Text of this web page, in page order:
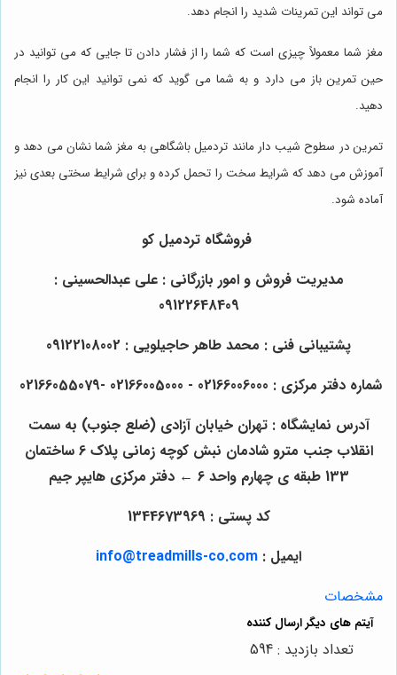
می تواند این تمرینات شدید را انجام دهد.
مغز شما معمولاً چیزی است که شما را از فشار دادن تا جایی که می توانید در
حین تمرین باز می دارد و به شما می گوید که نمی توانید این کار را انجام
دهید.
تمرین در سطوح شیب دار مانند تردمیل باشگاهی به مغز شما نشان می دهد و
آموزش می دهد که شرایط سخت را تحمل کرده و برای شرایط سختی بعدی نیز
آماده شود.
فروشگاه تردمیل کو
مدیریت فروش و امور بازرگانی : علی عبدالحسینی :
09122648409
پشتیبانی فنی : محمد طاهر حاجیلویی : 09122108002
شماره دفتر مرکزی : 02166006000 - 02166005000 -02166055079
آدرس نمایشگاه : تهران خیابان آزادی (ضلع جنوب) به سمت
انقلاب جنب مترو شادمان نبش کوچه زمانی پلاک 6 ساختمان
133 طبقه ی چهارم واحد 6 ← دفتر مرکزی هایپر جیم
کد پستی : 1344673969
ایمیل : info@treadmills-co.com
مشخصات
تعداد بازدید : 594